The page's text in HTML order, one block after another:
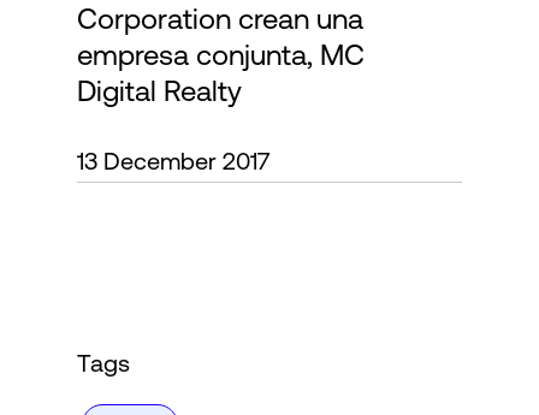
Acerca de
Corporation crean una
empresa conjunta, MC
Digital Realty
13 December 2017
Tags